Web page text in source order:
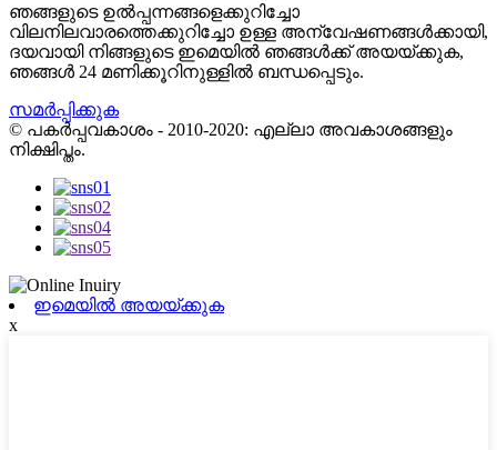
ഞങ്ങളുടെ ഉൽ‌പ്പന്നങ്ങളെക്കുറിച്ചോ
വിലനിലവാരത്തെക്കുറിച്ചോ ഉള്ള അന്വേഷണങ്ങൾ‌ക്കായി,
ദയവായി നിങ്ങളുടെ ഇമെയിൽ‌ ഞങ്ങൾ‌ക്ക് അയയ്‌ക്കുക,
ഞങ്ങൾ‌ 24 മണിക്കൂറിനുള്ളിൽ‌ ബന്ധപ്പെടും.
സമർപ്പിക്കുക
© പകർപ്പവകാശം - 2010-2020: എല്ലാ അവകാശങ്ങളും
നിക്ഷിപ്തം.
ഇമെയിൽ അയയ്ക്കുക
x